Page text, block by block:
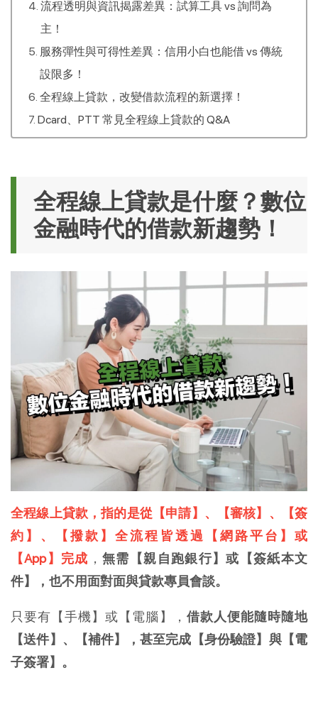
流程透明與資訊揭露差異：試算工具 vs 詢問為
主！
服務彈性與可得性差異：信用小白也能借 vs 傳統
設限多！
全程線上貸款，改變借款流程的新選擇！
Dcard、PTT 常見全程線上貸款的 Q&A
全程線上貸款是什麼？數位
金融時代的借款新趨勢！
全程線上貸款，指的是從【申請】、【審核】、【簽
約】、【撥款】全流程皆透過【網路平台】或
【App】完成 ，無需【親自跑銀行】或【簽紙本文
件】，也不用面對面與貸款專員會談。
只要有【手機】或【電腦】， 借款人便能隨時隨地
【送件】、【補件】，甚至完成【身份驗證】與【電
子簽署】。